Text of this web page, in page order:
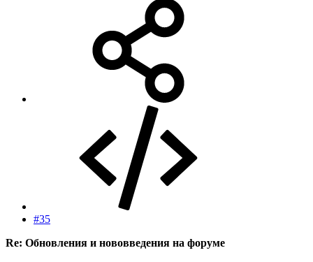
#35
Re: Обновления и нововведения на форуме